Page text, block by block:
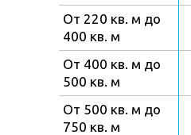
От 220 кв. м до
400 кв. м
От 400 кв. м до
500 кв. м
От 500 кв. м до
750 кв. м